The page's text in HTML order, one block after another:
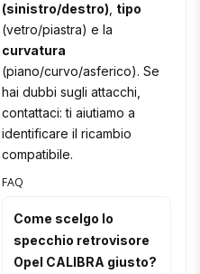
(sinistro/destro) tipo
(vetro/piastra) e la
curvatura
(piano/curvo/asferico). Se
hai dubbi sugli attacchi,
contattaci: ti aiutiamo a
identificare il ricambio
compatibile.
FAQ
Come scelgo lo
specchio retrovisore
Opel CALIBRA giusto?